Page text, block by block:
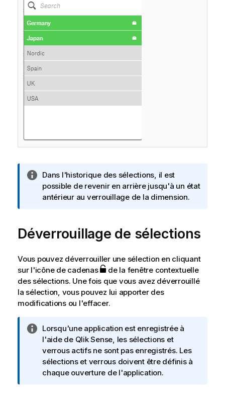
N
o
t
n
f
r
m
a
t
i
n
s
Dans l'historique des sélections, il est
possible de revenir en arrière jusqu'à un état
antérieur au verrouillage de la dimension.
Déverrouillage de sélections
Vous pouvez déverrouiller une sélection en cliquant
sur l'icône de cadenas
de la fenêtre contextuelle
des sélections. Une fois que vous avez déverrouillé
la sélection, vous pouvez lui apporter des
modifications ou l'effacer.
N
o
t
e
I
Lorsqu'une application est enregistrée à
l'aide de Qlik Sense, les sélections et
verrous actifs ne sont pas enregistrés. Les
sélections et verrous doivent être définis à
chaque ouverture de l'application.